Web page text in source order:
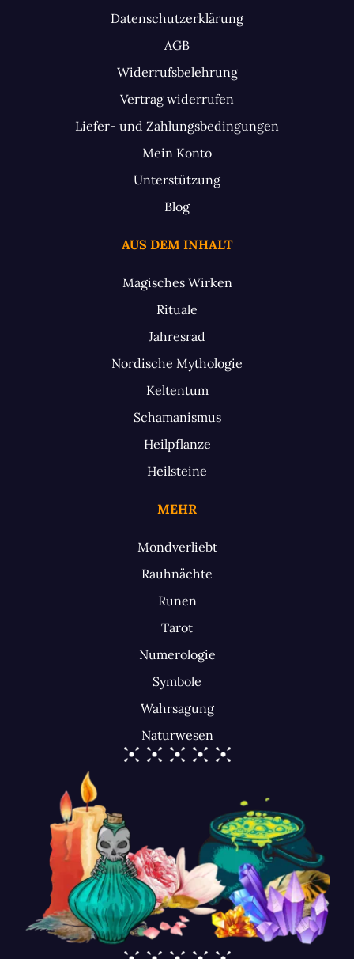
Datenschutzerklärung
AGB
Widerrufsbelehrung
Vertrag widerrufen
Liefer- und Zahlungsbedingungen
Mein Konto
Unterstützung
Blog
AUS DEM INHALT
Magisches Wirken
Rituale
Jahresrad
Nordische Mythologie
Keltentum
Schamanismus
Heilpflanze
Heilsteine
MEHR
Mondverliebt
Rauhnächte
Runen
Tarot
Numerologie
Symbole
Wahrsagung
Naturwesen